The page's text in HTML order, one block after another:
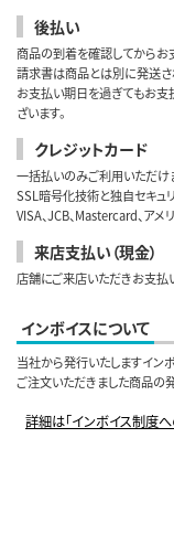
後払い
商品の到着を確認してからお
請求書は商品とは別に発送さ
お支払い期日を過ぎてもお
ざいます。
クレジットカード
一括払いのみご利用いただけ
SSL暗号化技術と独自セキュ
VISA、JCB、Mastercard、アメ
来店支払い（現金）
店舗にご来店いただきお支払
インボイスについて
当社から発行いたしますインボ
ご注文いただきました商品の
詳細は「インボイス制度へ